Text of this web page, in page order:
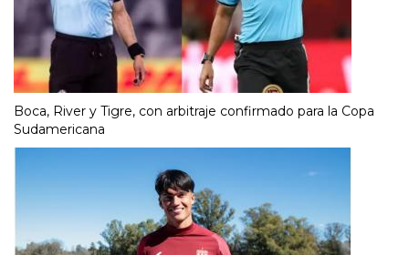
Boca, River y Tigre, con arbitraje confirmado para la Copa
Sudamericana